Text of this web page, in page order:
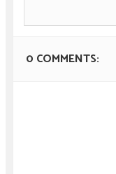
0 COMMENTS: